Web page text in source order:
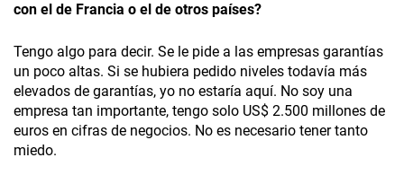
con el de Francia o el de otros países?
Tengo algo para decir. Se le pide a las empresas garantías
un poco altas. Si se hubiera pedido niveles todavía más
elevados de garantías, yo no estaría aquí. No soy una
empresa tan importante, tengo solo US$ 2.500 millones de
euros en cifras de negocios. No es necesario tener tanto
miedo.